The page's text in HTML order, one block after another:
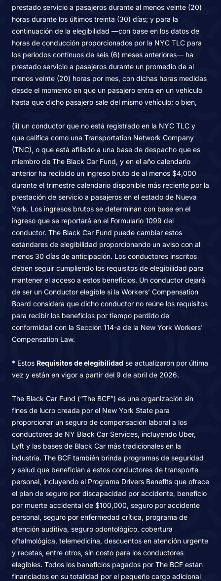
prestado servicio a pasajeros durante al menos veinte (20)
horas durante los últimos treinta (30) días; y para la
continuación de la elegibilidad —con base en los datos de
horas de conducción proporcionados por la NYC TLC para
los períodos continuos de seis (6) meses anteriores— ha
prestado servicio a pasajeros durante un promedio de al
menos veinte (20) horas por mes, con dichas horas medidas
desde el momento en que un pasajero entra en un vehículo
hasta que dicho pasajero sale del mismo vehículo; o bien,
(ii) un conductor que no está registrado en la NYC TLC y
que califica como una Transportation Network Company
(TNC), o que está afiliado a una base de despacho que es
miembro de The Black Car Fund, y en el año calendario
anterior ha recibido un ingreso bruto de al menos $4,000
durante el trimestre calendario disponible más reciente por la
prestación de servicio a pasajeros en el estado de Nueva
York. Los ingresos brutos se determinan con base en el
ingreso que se reportará en el Formulario 1099 del
conductor. The Black Car Fund puede cambiar estos
estándares de elegibilidad proporcionando un aviso con al
menos 30 días de anticipación. Los conductores inscritos
deben seguir cumpliendo los requisitos de elegibilidad para
mantener el acceso a estos beneficios. Un conductor dejará
de ser un Conductor elegible si la Workers’ Compensation
Board considera que dicho conductor no reúne los requisitos
para recibir los beneficios por tiempo perdido de
conformidad con la Sección 114-a de la New York Workers'
Compensation Law.
* Estos Requisitos de elegibilidad se actualizaron por última
vez y están en vigor a partir del 9 de abril de 2026.
The Black Car Fund (“The BCF”) es una organización sin
fines de lucro creada por el New York State para
proporcionar un seguro de compensación laboral a los
conductores de NY Black Car Services, incluyendo Uber,
Lyft y las bases de Black Car más tradicionales en la
industria. The BCF también brinda programas de seguridad
y salud que benefician a estos conductores de transporte
personal, incluyendo el Programa Drivers Benefits que ofrece
el plan de seguro por discapacidad por accidente, beneficio
por muerte accidental de $100,000, seguro por accidente
personal, seguro por enfermedad crítica, programa de
atención auditiva, seguro odontológico, cobertura
oftalmológica, telemedicina, descuentos en atención urgente
y recetas, entre otros, sin costo para los conductores
elegibles. Todos los beneficios pagados por The BCF están
financiados en su totalidad por el pequeño cargo adicional